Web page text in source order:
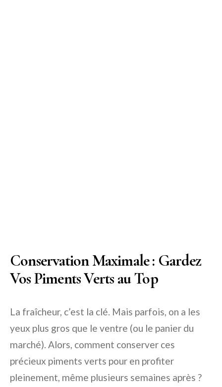
Conservation Maximale : Gardez
Vos Piments Verts au Top
La fraîcheur, c’est la clé. Mais parfois, on a les
yeux plus gros que le ventre (ou le panier du
marché). Alors, comment conserver ces
précieux piments verts pour en profiter
pleinement, même plusieurs semaines après ?